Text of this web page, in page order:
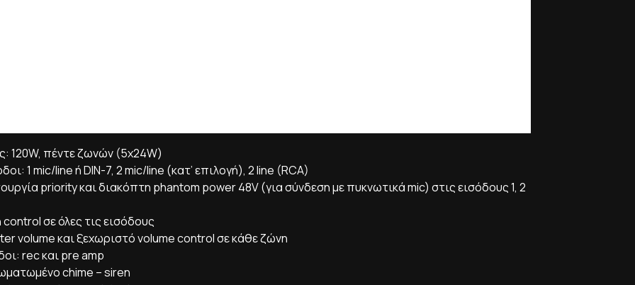
120W, πέντε ζωνών (5x24W)
1 mic/line ή DIN-7, 2 mic/line (κατ’ επιλογή), 2 line (RCA)
priority και διακόπτη phantom power 48V (για σύνδεση με πυκνωτικά mic) στις εισόδους 1, 2
control σε όλες τις εισόδους
volume και ξεχωριστό volume control σε κάθε ζώνη
rec και pre amp
chime – siren